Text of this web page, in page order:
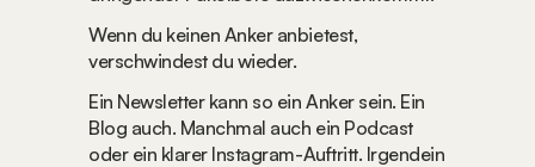
Wenn du keinen Anker anbietest,
verschwindest du wieder.
Ein Newsletter kann so ein Anker sein. Ein
Blog auch. Manchmal auch ein Podcast
oder ein klarer Instagram-Auftritt. Irgendein